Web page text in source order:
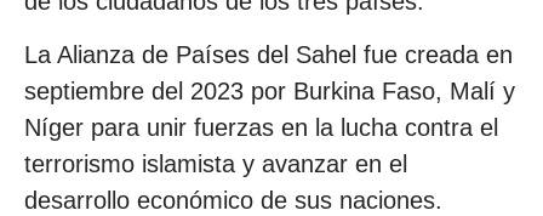
La Alianza de Países del Sahel fue creada en
septiembre del 2023 por Burkina Faso, Malí y
Níger para unir fuerzas en la lucha contra el
terrorismo islamista y avanzar en el
desarrollo económico de sus naciones.